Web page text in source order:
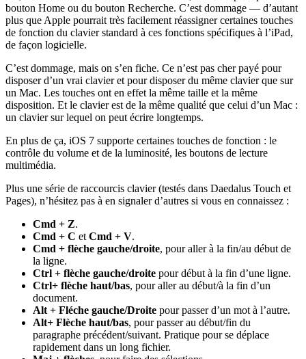
bouton Home ou du bouton Recherche. C’est dommage — d’autant
plus que Apple pourrait très facilement réassigner certaines touches
de fonction du clavier standard à ces fonctions spécifiques à l’iPad,
de façon logicielle.
C’est dommage, mais on s’en fiche. Ce n’est pas cher payé pour
disposer d’un vrai clavier et pour disposer du même clavier que sur
un Mac. Les touches ont en effet la même taille et la même
disposition. Et le clavier est de la même qualité que celui d’un Mac :
un clavier sur lequel on peut écrire longtemps.
En plus de ça, iOS 7 supporte certaines touches de fonction : le
contrôle du volume et de la luminosité, les boutons de lecture
multimédia.
Plus une série de raccourcis clavier (testés dans Daedalus Touch et
Pages), n’hésitez pas à en signaler d’autres si vous en connaissez :
Cmd + Z.
Cmd + C et Cmd + V.
Cmd + flèche gauche/droite, pour aller à la fin/au début de
la ligne.
Ctrl + flèche gauche/droite pour début à la fin d’une ligne.
Ctrl+ flèche haut/bas, pour aller au début/à la fin d’un
document.
Alt + Fléche gauche/Droite pour passer d’un mot à l’autre.
Alt+ Flèche haut/bas, pour passer au début/fin du
paragraphe précédent/suivant. Pratique pour se déplace
rapidement dans un long fichier.